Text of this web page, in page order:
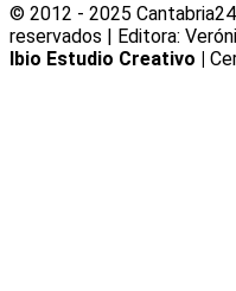
© 2012 - 2025
reservados | Editora:
Ibio Estudio Creativo |